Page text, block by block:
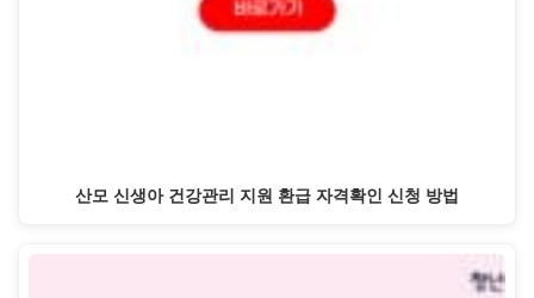
산모 신생아 건강관리 지원 환급 자격확인 신청 방법